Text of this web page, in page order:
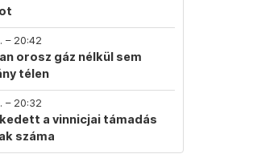
– 20:42
orosz gáz nélkül sem
télen
– 20:32
a vinnicjai támadás
száma